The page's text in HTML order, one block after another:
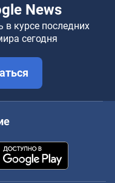
News
в курсе последних
сегодня